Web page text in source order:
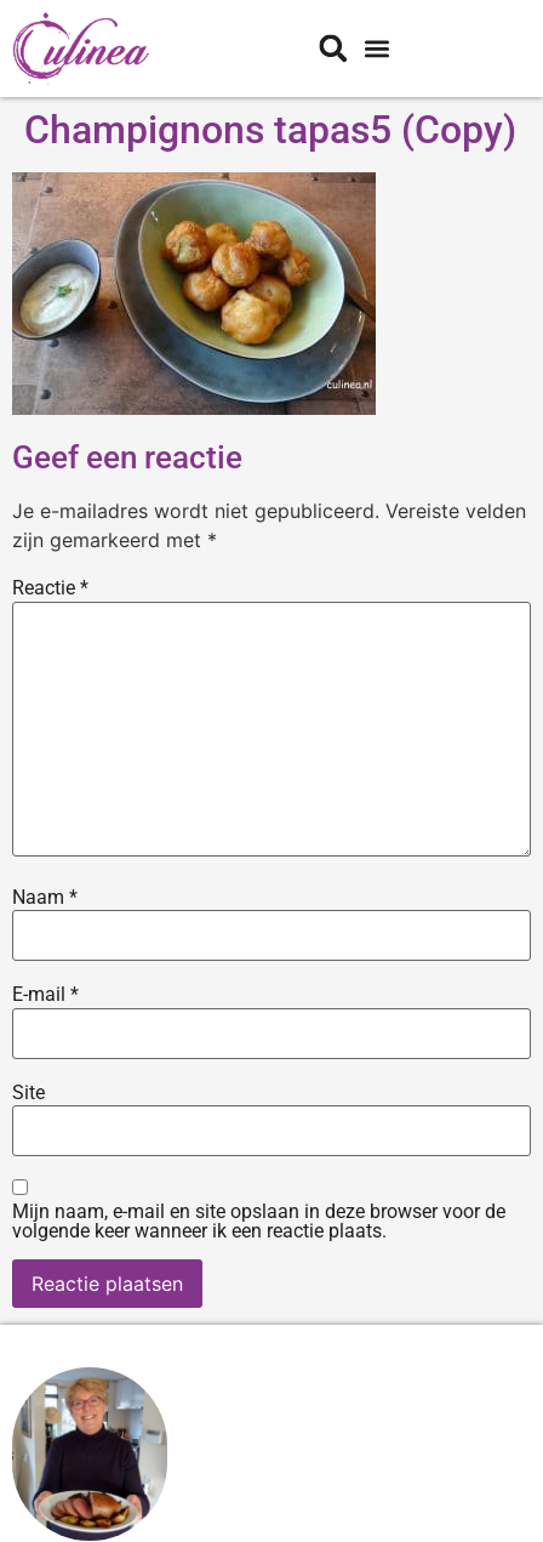
Champignons tapas5 (Copy)
Geef een reactie
Je e-mailadres wordt niet gepubliceerd. Vereiste velden
zijn gemarkeerd met *
Reactie *
Naam *
E-mail *
Site
Mijn naam, e-mail en site opslaan in deze browser voor de
volgende keer wanneer ik een reactie plaats.